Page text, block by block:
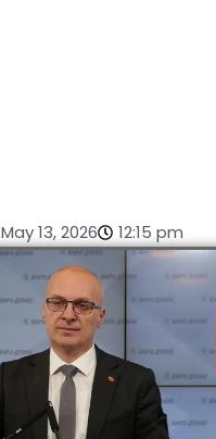
May 13, 2026 12:15 pm